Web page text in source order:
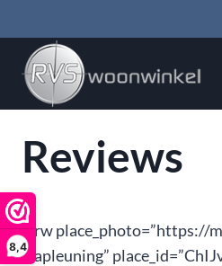
8,4
naar
inhoud
Reviews
[grw place_photo=”https://
trapleuning”